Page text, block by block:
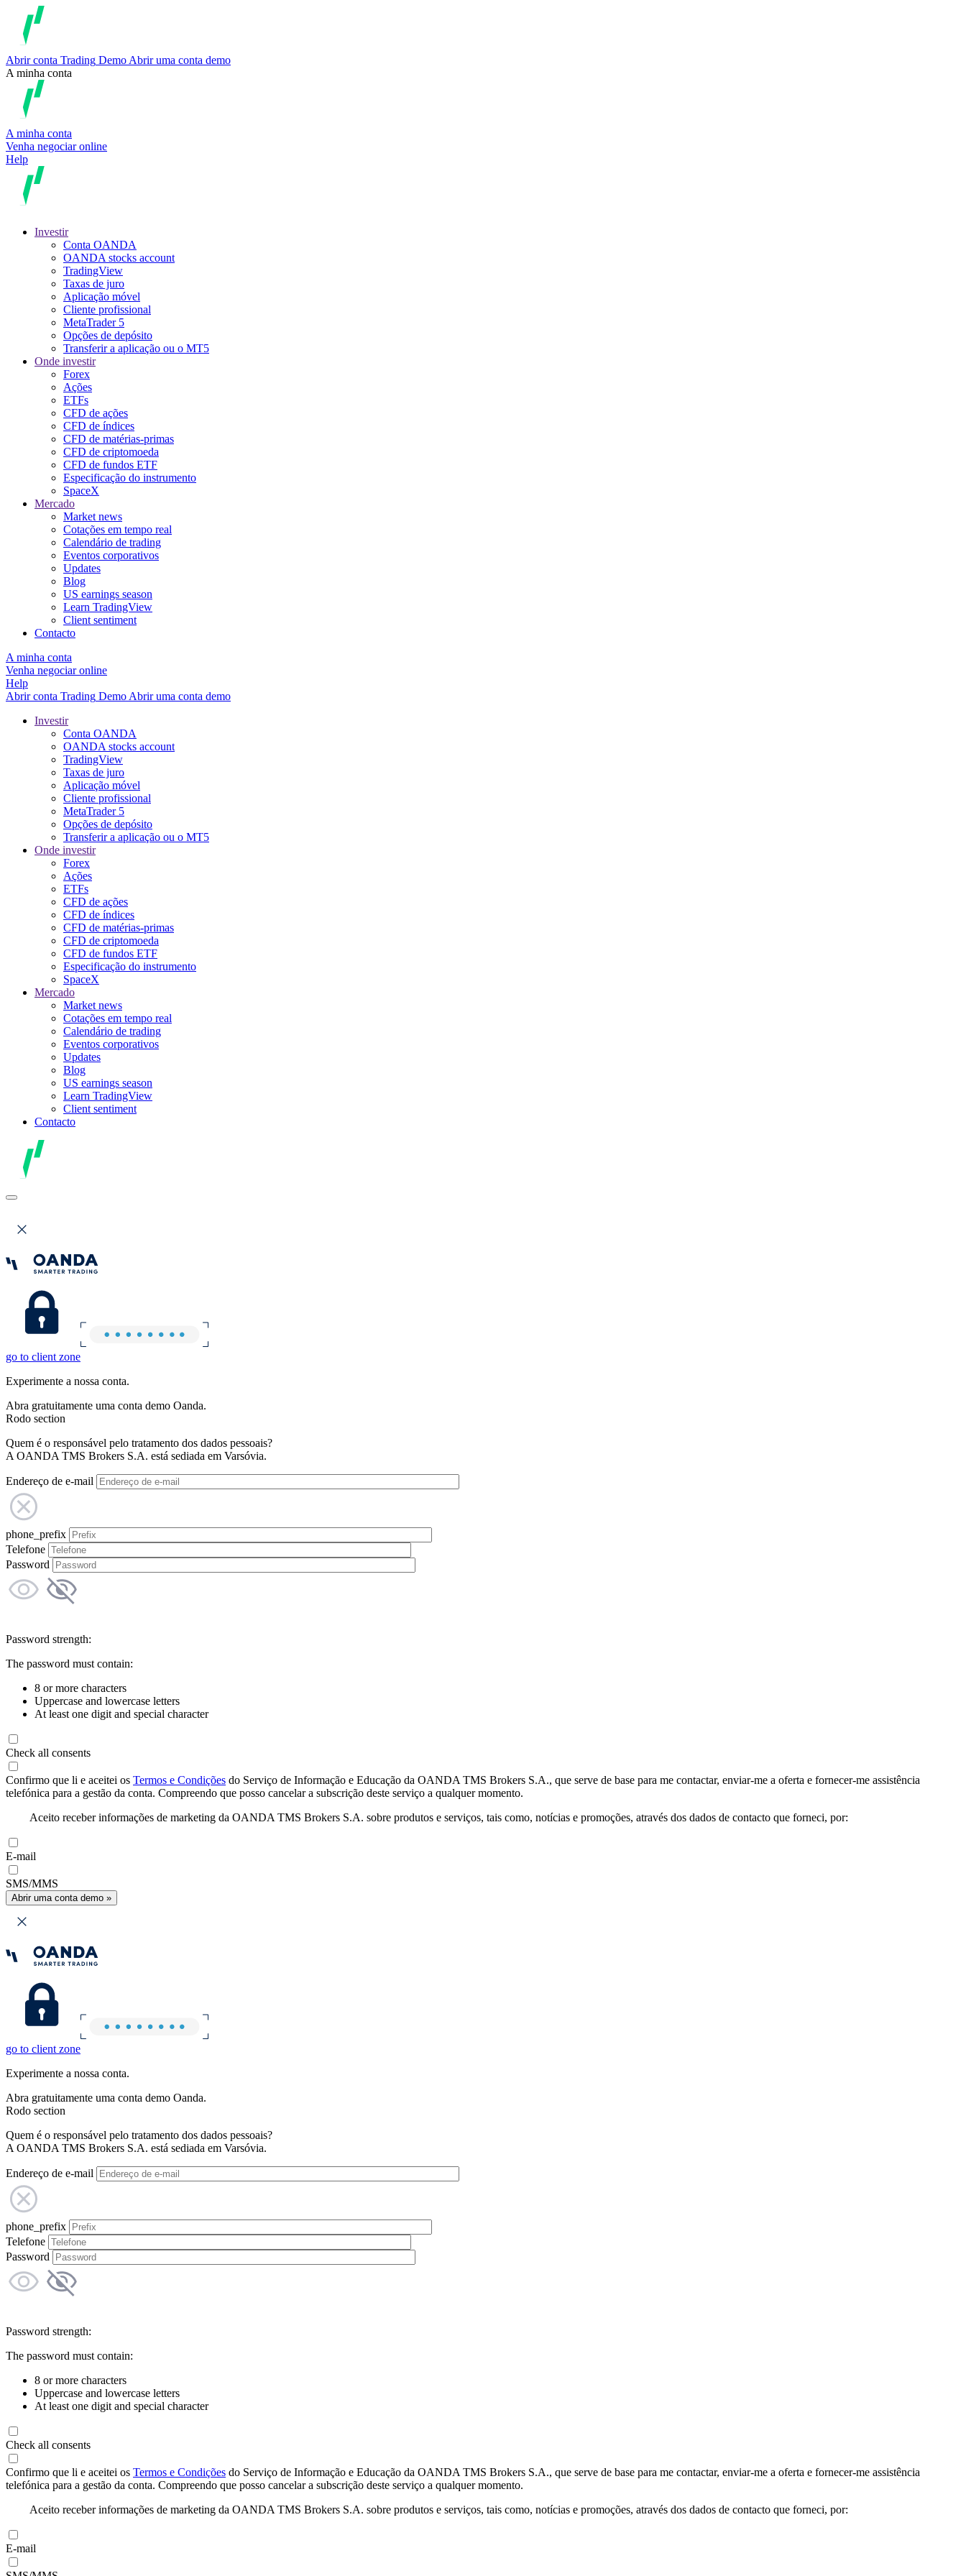
Abrir conta Trading Demo Abrir uma conta demo
A minha conta
A minha conta
Venha negociar online
Help
Investir
Conta OANDA
OANDA stocks account
TradingView
Taxas de juro
Aplicação móvel
Cliente profissional
MetaTrader 5
Opções de depósito
Transferir a aplicação ou o MT5
Onde investir
Forex
Ações
ETFs
CFD de ações
CFD de índices
CFD de matérias-primas
CFD de criptomoeda
CFD de fundos ETF
Especificação do instrumento
SpaceX
Mercado
Market news
Cotações em tempo real
Calendário de trading
Eventos corporativos
Updates
Blog
US earnings season
Learn TradingView
Client sentiment
Contacto
A minha conta
Venha negociar online
Help
Abrir conta Trading Demo Abrir uma conta demo
Investir
Conta OANDA
OANDA stocks account
TradingView
Taxas de juro
Aplicação móvel
Cliente profissional
MetaTrader 5
Opções de depósito
Transferir a aplicação ou o MT5
Onde investir
Forex
Ações
ETFs
CFD de ações
CFD de índices
CFD de matérias-primas
CFD de criptomoeda
CFD de fundos ETF
Especificação do instrumento
SpaceX
Mercado
Market news
Cotações em tempo real
Calendário de trading
Eventos corporativos
Updates
Blog
US earnings season
Learn TradingView
Client sentiment
Contacto
go to client zone
Experimente a nossa conta.
Abra gratuitamente uma conta demo Oanda.
Rodo section
Quem é o responsável pelo tratamento dos dados pessoais?
A OANDA TMS Brokers S.A. está sediada em Varsóvia.
Endereço de e-mail
phone_prefix
Telefone
Password
Password strength:
The password must contain:
8 or more characters
Uppercase and lowercase letters
At least one digit and special character
Check all consents
Confirmo que li e aceitei os Termos e Condições do Serviço de Informação e Educação da OANDA TMS Brokers S.A., que serve de base para me contactar, enviar-me a oferta e fornecer-me assistência
telefónica para a gestão da conta. Compreendo que posso cancelar a subscrição deste serviço a qualquer momento.
Aceito receber informações de marketing da OANDA TMS Brokers S.A. sobre produtos e serviços, tais como, notícias e promoções, através dos dados de contacto que forneci, por:
E-mail
SMS/MMS
Abrir uma conta demo »
go to client zone
Experimente a nossa conta.
Abra gratuitamente uma conta demo Oanda.
Rodo section
Quem é o responsável pelo tratamento dos dados pessoais?
A OANDA TMS Brokers S.A. está sediada em Varsóvia.
Endereço de e-mail
phone_prefix
Telefone
Password
Password strength:
The password must contain:
8 or more characters
Uppercase and lowercase letters
At least one digit and special character
Check all consents
Confirmo que li e aceitei os Termos e Condições do Serviço de Informação e Educação da OANDA TMS Brokers S.A., que serve de base para me contactar, enviar-me a oferta e fornecer-me assistência
telefónica para a gestão da conta. Compreendo que posso cancelar a subscrição deste serviço a qualquer momento.
Aceito receber informações de marketing da OANDA TMS Brokers S.A. sobre produtos e serviços, tais como, notícias e promoções, através dos dados de contacto que forneci, por:
E-mail